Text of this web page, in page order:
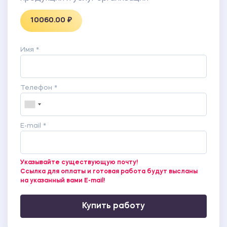
ПРИЛОЖЕНИЕ 6 Этапы реализации методики
Mystery Guest.
ПРИЛОЖЕНИЕ 7 Шкала замечаний, выявленных
при проверке санитарного состояния помещений
гостиницы «Кастрополь».
10060.00 ₽
Имя *
Телефон *
E-mail *
Указывайте существующую почту!
Ссылка для оплаты и готовая работа будут высланы
на указанный вами E-mail!
Купить работу